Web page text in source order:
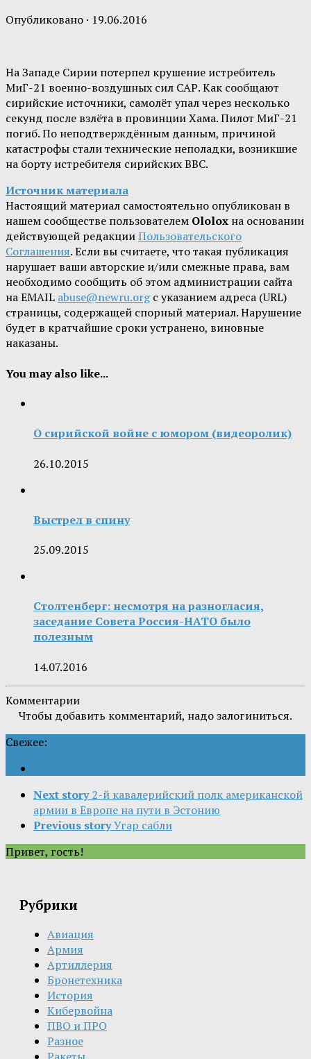
Опубликовано · 19.06.2016
На Западе Сирии потерпел крушение истребитель
МиГ-21 военно-воздушных сил САР. Как сообщают
сирийские источники, самолёт упал через несколько
секунд после взлёта в провинции Хама. Пилот МиГ-21
погиб. По неподтверждённым данным, причиной
катастрофы стали технические неполадки, возникшие
на борту истребителя сирийских ВВС.
Источник материала
Настоящий материал самостоятельно опубликован в
нашем сообществе пользователем Ololox на основании
действующей редакцииПользовательского
Соглашения. Если вы считаете, что такая публикация
нарушает ваши авторские и/или смежные права, вам
необходимо сообщить об этом администрации сайта
на EMAIL abuse@newru.orgс указанием адреса (URL)
страницы, содержащей спорный материал. Нарушение
будет в кратчайшие сроки устранено, виновные
наказаны.
You may also like...
О сирийской войне с юмором (видеоролик)
26.10.2015
Выстрел в спину
25.09.2015
Столтенберг: несмотря на разногласия,
заседание Совета Россия-НАТО было
полезным
14.07.2016
Комментарии
Чтобы добавить комментарий, надо залогиниться.
Свежее:
Next story 2-й кавалерийский полк американской
армии в Европе на пути в Эстонию
Previous storyУгар сабли
Привет, гость!
Рубрики
Авиация
Армия
Артиллерия
Бронетехника
История
Кибервойна
ПВО и ПРО
Разное